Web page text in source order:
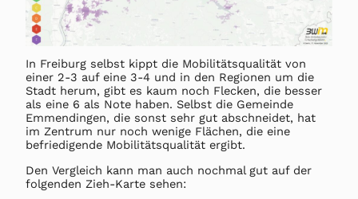
In Freiburg selbst kippt die Mobilitätsqualität von
einer 2-3 auf eine 3-4 und in den Regionen um die
Stadt herum, gibt es kaum noch Flecken, die besser
als eine 6 als Note haben. Selbst die Gemeinde
Emmendingen, die sonst sehr gut abschneidet, hat
im Zentrum nur noch wenige Flächen, die eine
befriedigende Mobilitätsqualität ergibt.
Den Vergleich kann man auch nochmal gut auf der
folgenden Zieh-Karte sehen: